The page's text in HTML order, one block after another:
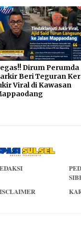
Dirum Perumda
Beri Teguran
Viral di Kawasan